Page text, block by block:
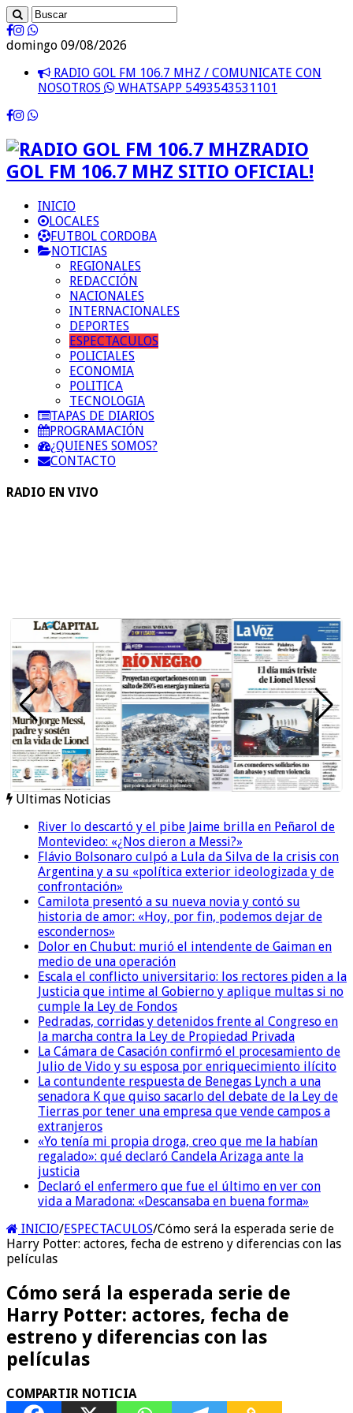
domingo 09/08/2026
RADIO GOL FM 106.7 MHZ / COMUNICATE CON
NOSOTROS
WHATSAPP 5493543531101
RADIO
GOL FM 106.7 MHZ SITIO OFICIAL!
INICIO
LOCALES
FUTBOL CORDOBA
NOTICIAS
REGIONALES
REDACCIÓN
NACIONALES
INTERNACIONALES
DEPORTES
ESPECTACULOS
POLICIALES
ECONOMIA
POLITICA
TECNOLOGIA
TAPAS DE DIARIOS
PROGRAMACIÓN
¿QUIENES SOMOS?
CONTACTO
RADIO EN VIVO
Ultimas Noticias
River lo descartó y el pibe Jaime brilla en Peñarol de
Montevideo: «¿Nos dieron a Messi?»
Flávio Bolsonaro culpó a Lula da Silva de la crisis con
Argentina y a su «política exterior ideologizada y de
confrontación»
Camilota presentó a su nueva novia y contó su
historia de amor: «Hoy, por fin, podemos dejar de
escondernos»
Dolor en Chubut: murió el intendente de Gaiman en
medio de una operación
Escala el conflicto universitario: los rectores piden a la
Justicia que intime al Gobierno y aplique multas si no
cumple la Ley de Fondos
Pedradas, corridas y detenidos frente al Congreso en
la marcha contra la Ley de Propiedad Privada
La Cámara de Casación confirmó el procesamiento de
Julio de Vido y su esposa por enriquecimiento ilícito
La contundente respuesta de Benegas Lynch a una
senadora K que quiso sacarlo del debate de la Ley de
Tierras por tener una empresa que vende campos a
extranjeros
«Yo tenía mi propia droga, creo que me la habían
regalado»: qué declaró Candela Arizaga ante la
justicia
Declaró el enfermero que fue el último en ver con
vida a Maradona: «Descansaba en buena forma»
INICIO/ESPECTACULOS/Cómo será la esperada serie de
Harry Potter: actores, fecha de estreno y diferencias con las
películas
Cómo será la esperada serie de
Harry Potter: actores, fecha de
estreno y diferencias con las
películas
COMPARTIR NOTICIA